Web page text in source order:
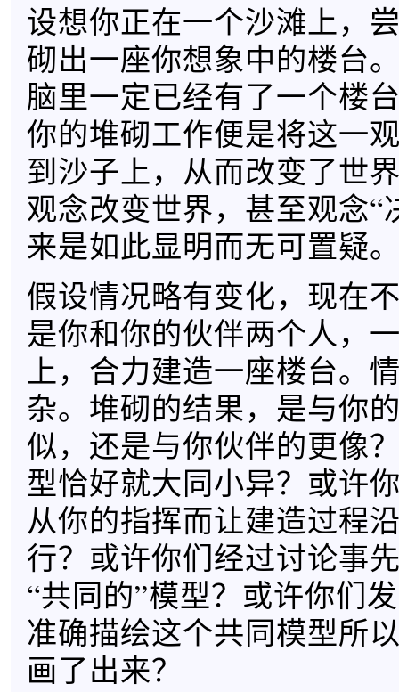
设想你正在一个沙滩上，
砌出一座你想象中的楼台
脑里一定已经有了一个楼
你的堆砌工作便是将这一
到沙子上，从而改变了世
观念改变世界，甚至观念“
来是如此显明而无可置疑
假设情况略有变化，现在
是你和你的伙伴两个人，
上，合力建造一座楼台。
杂。堆砌的结果，是与你
似，还是与你伙伴的更像
型恰好就大同小异？或许
从你的指挥而让建造过程
行？或许你们经过讨论事
“共同的”模型？或许你们
准确描绘这个共同模型所
画了出来？